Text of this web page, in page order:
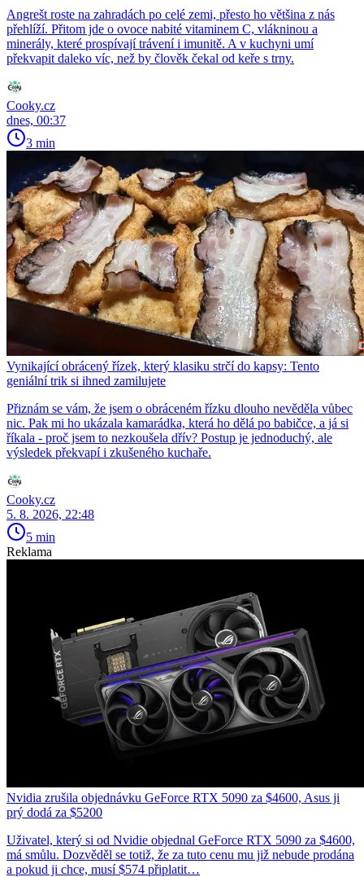
Angrešt roste na zahradách po celé zemi, přesto ho většina z nás
přehlíží. Přitom jde o ovoce nabité vitaminem C, vlákninou a
minerály, které prospívají trávení i imunitě. A v kuchyni umí
překvapit daleko víc, než by člověk čekal od keře s trny.
Cooky.cz
dnes, 00:37
3 min
Vynikající obrácený řízek, který klasiku strčí do kapsy: Tento
geniální trik si ihned zamilujete
Přiznám se vám, že jsem o obráceném řízku dlouho nevěděla vůbec
nic. Pak mi ho ukázala kamarádka, která ho dělá po babičce, a já si
říkala - proč jsem to nezkoušela dřív? Postup je jednoduchý, ale
výsledek překvapí i zkušeného kuchaře.
Cooky.cz
5. 8. 2026, 22:48
5 min
Reklama
Nvidia zrušila objednávku GeForce RTX 5090 za $4600, Asus ji
prý dodá za $5200
Uživatel, který si od Nvidie objednal GeForce RTX 5090 za $4600,
má smůlu. Dozvěděl se totiž, že za tuto cenu mu již nebude prodána
a pokud ji chce, musí $574 připlatit…